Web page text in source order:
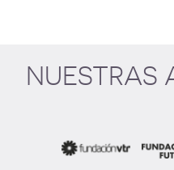
NUESTRAS